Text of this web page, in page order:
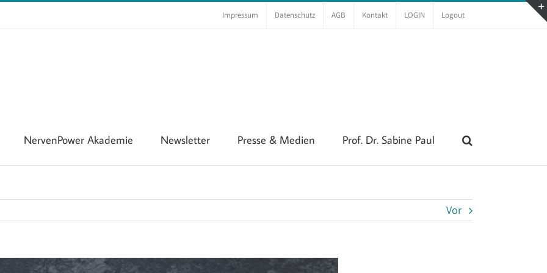
Impressum Datenschutz AGB Kontakt LOGIN Logout
NervenPower Akademie Newsletter Presse & Medien Prof. Dr. Sabine Paul
Vor